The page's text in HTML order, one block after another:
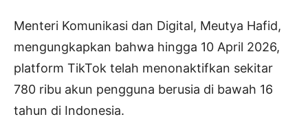
Menteri Komunikasi dan Digital, Meutya Hafid,
mengungkapkan bahwa hingga 10 April 2026,
platform TikTok telah menonaktifkan sekitar
780 ribu akun pengguna berusia di bawah 16
tahun di Indonesia.